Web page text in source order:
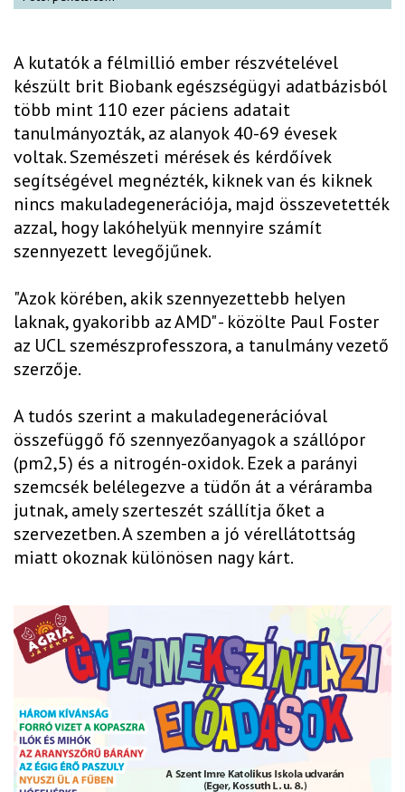
A kutatók a félmillió ember részvételével
készült brit Biobank egészségügyi adatbázisból
több mint 110 ezer páciens adatait
tanulmányozták, az alanyok 40-69 évesek
voltak. Szemészeti mérések és kérdőívek
segítségével megnézték, kiknek van és kiknek
nincs makuladegenerációja, majd összevetették
azzal, hogy lakóhelyük mennyire számít
szennyezett levegőjűnek.
"Azok körében, akik szennyezettebb helyen
laknak, gyakoribb az AMD" - közölte Paul Foster
az UCL szemészprofesszora, a tanulmány vezető
szerzője.
A tudós szerint a makuladegenerációval
összefüggő fő szennyezőanyagok a szállópor
(pm2,5) és a nitrogén-oxidok. Ezek a parányi
szemcsék belélegezve a tüdőn át a véráramba
jutnak, amely szerteszét szállítja őket a
szervezetben. A szemben a jó vérellátottság
miatt okoznak különösen nagy kárt.